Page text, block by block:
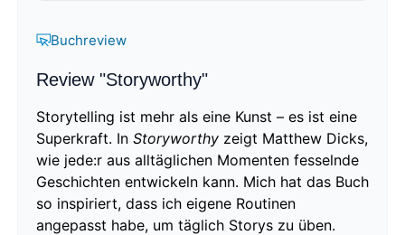
Buchreview
Review "Storyworthy"
Storytelling ist mehr als eine Kunst – es ist eine
Superkraft. In Storyworthy zeigt Matthew Dicks,
wie jede:r aus alltäglichen Momenten fesselnde
Geschichten entwickeln kann. Mich hat das Buch
so inspiriert, dass ich eigene Routinen
angepasst habe, um täglich Storys zu üben.